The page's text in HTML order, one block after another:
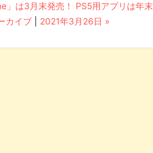
」は3月末発売！ PS5用アプリは年末
カイブ 2021年3月26日 »